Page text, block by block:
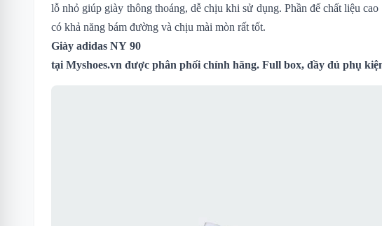
lỗ nhỏ giúp giày thông thoáng, dễ chịu khi sử dụng. Phần đế chất liệu cao
có khả năng bám đường và chịu mài mòn rất tốt.
Giày adidas NY 90
tại Myshoes.vn được phân phối chính hãng. Full box, đầy đủ phụ